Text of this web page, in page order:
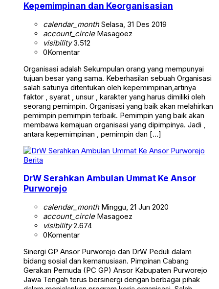
Kepemimpinan dan Keorganisasian
calendar_monthSelasa, 31 Des 2019
account_circleMasagoez
visibility3.512
0Komentar
Organisasi adalah Sekumpulan orang yang mempunyai
tujuan besar yang sama. Keberhasilan sebuah Organisasi
salah satunya ditentukan oleh kepemimpinan,artinya
faktor , syarat , unsur , karakter yang harus dimiliki oleh
seorang pemimpin. Organisasi yang baik akan melahirkan
pemimpin pemimpin terbaik. Pemimpin yang baik akan
membawa kemajuan organisasi yang dipimpinya. Jadi ,
antara kepemimpinan , pemimpin dan […]
Berita
DrW Serahkan Ambulan Ummat Ke Ansor
Purworejo
calendar_monthMinggu, 21 Jun 2020
account_circleMasagoez
visibility2.674
0Komentar
Sinergi GP Ansor Purworejo dan DrW Peduli dalam
bidang sosial dan kemanusiaan. Pimpinan Cabang
Gerakan Pemuda (PC GP) Ansor Kabupaten Purworejo
Jawa Tengah terus bersinergi dengan berbagai pihak